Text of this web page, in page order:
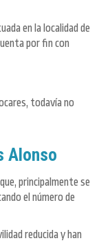
en la localidad de
por fin con
todavía no
Alonso
principalmente se
el número de
reducida y han